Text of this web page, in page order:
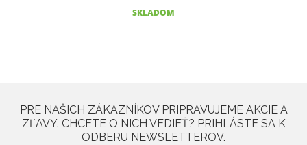
SKLADOM
PRE NAŠICH ZÁKAZNÍKOV PRIPRAVUJEME AKCIE A
ZĽAVY. CHCETE O NICH VEDIEŤ? PRIHLÁSTE SA K
ODBERU NEWSLETTEROV.